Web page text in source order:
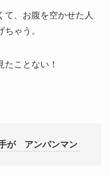
て、お腹を空かせた人
ゃう。
ことない！
が アンパンマン